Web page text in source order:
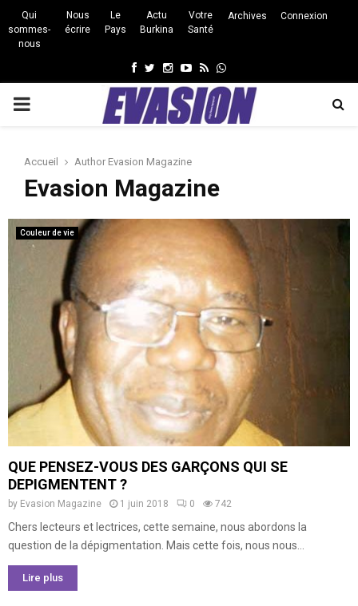
Qui
sommes-
nous
Nous
écrire
Le
Pays
Actu
Burkina
Votre
Santé
Archives Connexion
Facebook
Twitter
Instagram
Youtube
RssWhatsapp
PRIMARY
Accueil Author Evasion Magazine
Evasion Magazine
Couleur de vie
QUE PENSEZ-VOUS DES GARÇONS QUI SE
DEPIGMENTENT ?
by Evasion Magazine 1 juin 2018 0 742
Chers lecteurs et lectrices, cette semaine, nous abordons la
question de la dépigmentation. Mais cette fois, nous nous...
Lire plus